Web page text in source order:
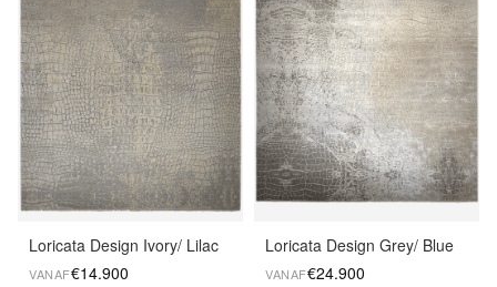
Loricata Design Ivory/ Lilac
VANAF€14.900
Loricata Design Grey/ Blue
VANAF€24.900